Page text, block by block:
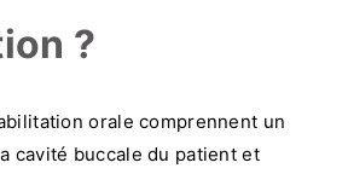
?
orale comprennent un
cavité buccale du patient et